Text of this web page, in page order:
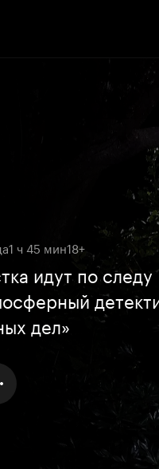
1 ч 45 мин18+
идут по следу
дел»